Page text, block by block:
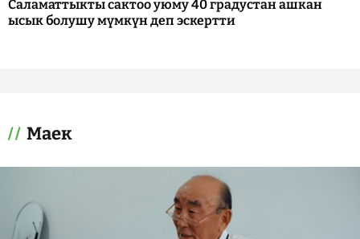
Саламаттыкты сактоо уюму 40 градустан ашкан
ысык болушу мүмкүн деп эскертти
Маек